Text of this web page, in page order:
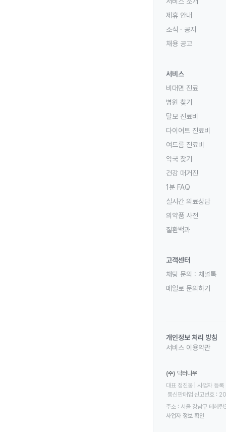
제휴 안내
소식 · 공지
채용 공고
서비스
비대면 진료
병원 찾기
탈모 진료비
다이어트 진료비
여드름 진료비
약국 찾기
건강 매거진
1분 FAQ
실시간 의료상담
의약품 사전
질환백과
고객센터
채팅 문의 : 채널톡
메일로 문의하기
개인정보 처리 방침
서비스 이용약관
(주) 닥터나우
대표 정진웅 | 사업자
통신판매업 신고번호
주소 : 서울 강남구 테헤
사업자 정보 확인